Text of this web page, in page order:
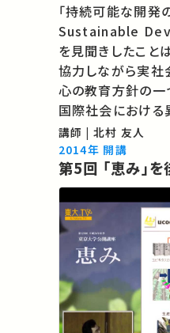
「持続可能な開
Sustainable
を見聞きしたこと
協力しながら実社
心の教育方針の一
国際社会における
すことで、国を越
育み、平和に繋が
では、国内外の教
視…
講師 | 北村 友人
2014年 開講
第5回 「恵